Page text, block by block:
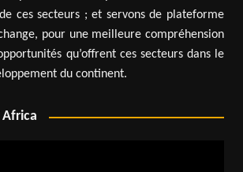
ces secteurs ; et servons de plateforme
pour une meilleure compréhension
qu’offrent ces secteurs dans le
du continent.